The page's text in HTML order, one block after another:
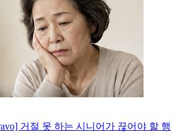
거절 못 하는 시니어가 끊어야 할 행